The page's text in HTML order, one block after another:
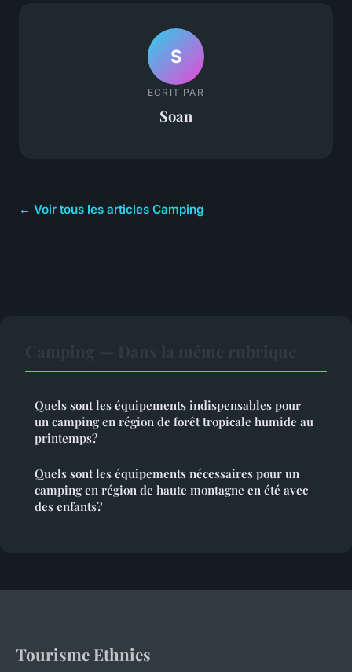
S
ECRIT PAR
Soan
← Voir tous les articles Camping
Quels sont les équipements indispensables pour
un camping en région de forêt tropicale humide au
printemps?
Quels sont les équipements nécessaires pour un
camping en région de haute montagne en été avec
des enfants?
Tourisme Ethnies